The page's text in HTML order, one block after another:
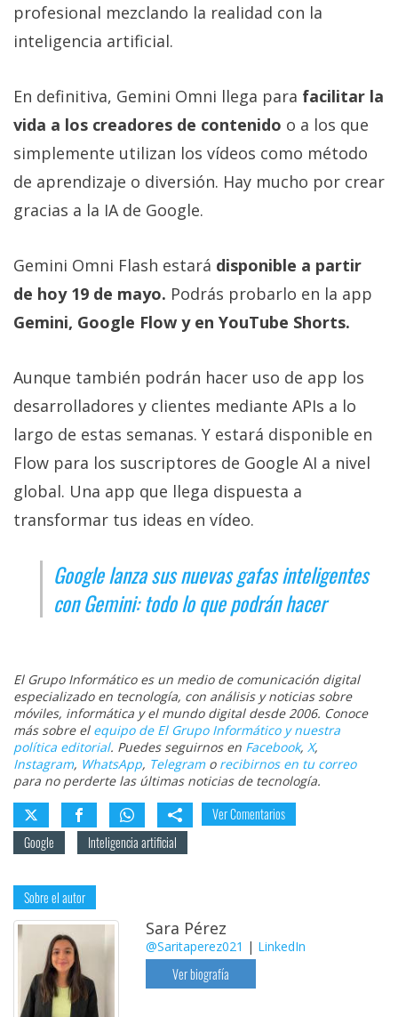
profesional mezclando la realidad con la
inteligencia artificial.
En definitiva, Gemini Omni llega para facilitar la
vida a los creadores de contenido o a los que
simplemente utilizan los vídeos como método
de aprendizaje o diversión. Hay mucho por crear
gracias a la IA de Google.
Gemini Omni Flash estará disponible a partir
de hoy 19 de mayo. Podrás probarlo en la app
Gemini, Google Flow y en YouTube Shorts.
Aunque también podrán hacer uso de app los
desarrolladores y clientes mediante APIs a lo
largo de estas semanas. Y estará disponible en
Flow para los suscriptores de Google AI a nivel
global. Una app que llega dispuesta a
transformar tus ideas en vídeo.
Google lanza sus nuevas gafas inteligentes
con Gemini: todo lo que podrán hacer
El Grupo Informático es un medio de comunicación digital
especializado en tecnología, con análisis y noticias sobre
móviles, informática y el mundo digital desde 2006. Conoce
más sobre el equipo de El Grupo Informático y nuestra
política editorial. Puedes seguirnos en Facebook, X,
Instagram, WhatsApp, Telegramo recibirnos en tu correo
para no perderte las últimas noticias de tecnología.
Ver Comentarios
Google
Inteligencia artificial
Sobre el autor
Sara Pérez
@Saritaperez021 | LinkedIn
Ver biografía